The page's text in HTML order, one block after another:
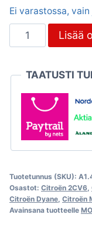
Ei varastossa,
Männänrenkaat
Visa
Ø77mm
1,75-
4mm
määrä
Lisää
TAATUSTI
Tuotetunnus (SKU):
Osastot: Citroën 2CV6
Citroën Dyane Citroën
Avainsana tuotteelle